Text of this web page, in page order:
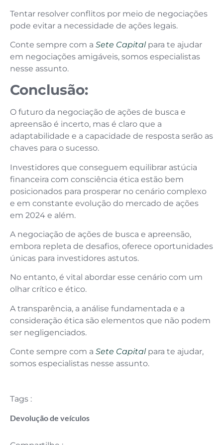
Tentar resolver conflitos por meio de negociações
pode evitar a necessidade de ações legais.
Conte sempre com a Sete Capitalpara te ajudar
em negociações amigáveis, somos especialistas
nesse assunto.
Conclusão:
O futuro da negociação de ações de busca e
apreensão é incerto, mas é claro que a
adaptabilidade e a capacidade de resposta serão as
chaves para o sucesso.
Investidores que conseguem equilibrar astúcia
financeira com consciência ética estão bem
posicionados para prosperar no cenário complexo
e em constante evolução do mercado de ações
em 2024 e além.
A negociação de ações de busca e apreensão,
embora repleta de desafios, oferece oportunidades
únicas para investidores astutos.
No entanto, é vital abordar esse cenário com um
olhar crítico e ético.
A transparência, a análise fundamentada e a
consideração ética são elementos que não podem
ser negligenciados.
Conte sempre com a Sete Capitalpara te ajudar,
somos especialistas nesse assunto.
Tags :
Devolução de veículos